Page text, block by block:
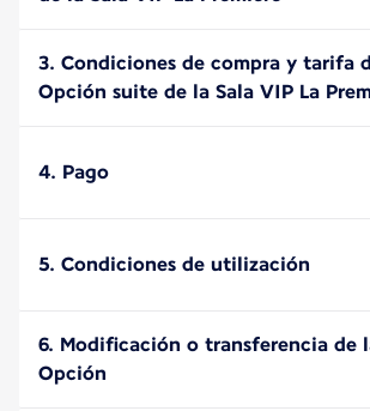
3. Condiciones de compra y tarifa
Opción suite de la Sala VIP La
4. Pago
5. Condiciones de utilización
6. Modificación o transferencia de
Opción